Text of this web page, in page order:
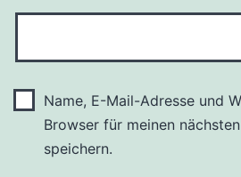
Name, E-Mail-Adresse und
Browser für meinen
speichern.